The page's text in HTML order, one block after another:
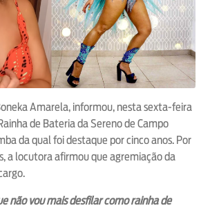
Amarela, informou, nesta sexta-feira
de Bateria da Sereno de Campo
da qual foi destaque por cinco anos. Por
a locutora afirmou que agremiação da
não vou mais desfilar como rainha de